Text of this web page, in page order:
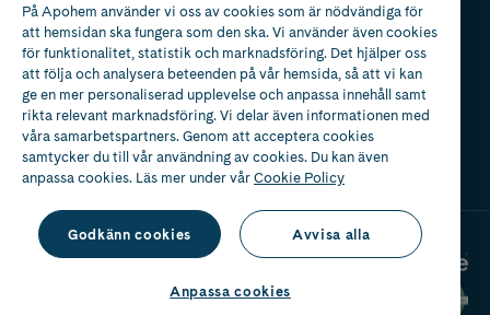
Apotek med tillstånd
av Läkemedelsverket
2024
På Apohem använder vi oss av cookies som är nödvändiga för
att hemsidan ska fungera som den ska. Vi använder även cookies
för funktionalitet, statistik och marknadsföring. Det hjälper oss
att följa och analysera beteenden på vår hemsida, så att vi kan
ge en mer personaliserad upplevelse och anpassa innehåll samt
rikta relevant marknadsföring. Vi delar även informationen med
våra samarbetspartners. Genom att acceptera cookies
samtycker du till vår användning av cookies. Du kan även
anpassa cookies. Läs mer under vårCookie Policy
Godkänn cookies Avvisa alla
Anpassa cookies